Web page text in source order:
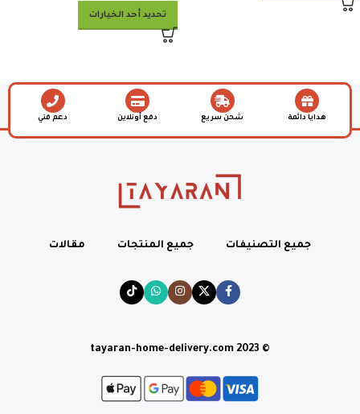
تحديد أحد الخيارات
هدايا دائمة شحن سريع دفع أونلاين دعم فني
جميع التصنيفات جميع المنتجات مقالات
© tayaran-home-delivery.com 2023